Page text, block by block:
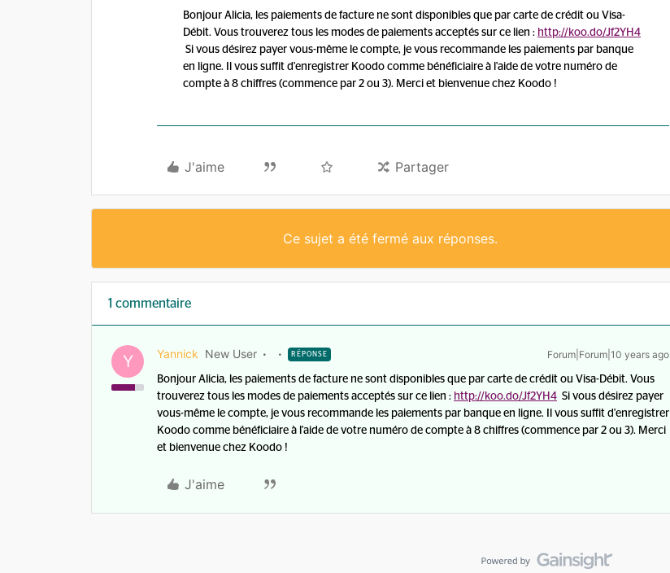
Bonjour Alicia, les paiements de facture ne sont disponibles que par carte de crédit ou Visa-
Débit. Vous trouverez tous les modes de paiements acceptés sur ce lien : http://koo.do/Jf2YH4
Si vous désirez payer vous-même le compte, je vous recommande les paiements par banque
en ligne. Il vous suffit d'enregistrer Koodo comme bénéficiaire à l'aide de votre numéro de
compte à 8 chiffres (commence par 2 ou 3). Merci et bienvenue chez Koodo !
J'aime Partager
Ce sujet a été fermé aux réponses.
1 commentaire
Y Yannick New User RÉPONSE Forum|Forum|10 years ago
Bonjour Alicia, les paiements de facture ne sont disponibles que par carte de crédit ou Visa-Débit. Vous
trouverez tous les modes de paiements acceptés sur ce lien : http://koo.do/Jf2YH4 Si vous désirez payer
vous-même le compte, je vous recommande les paiements par banque en ligne. Il vous suffit d'enregistrer
Koodo comme bénéficiaire à l'aide de votre numéro de compte à 8 chiffres (commence par 2 ou 3). Merci
et bienvenue chez Koodo !
J'aime